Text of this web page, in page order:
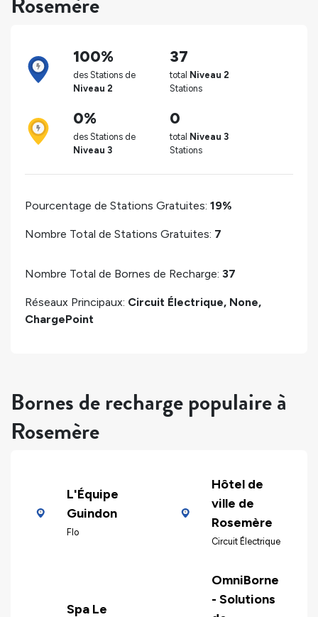
100%
des Stations de
Niveau 2
37
total Niveau 2
Stations
0%
des Stations de
Niveau 3
0
total Niveau 3
Stations
Pourcentage de Stations Gratuites: 19%
Nombre Total de Stations Gratuites: 7
Nombre Total de Bornes de Recharge: 37
Réseaux Principaux: Circuit Électrique, None,
ChargePoint
Bornes de recharge populaire à
Rosemère
L'Équipe
Guindon
Flo
Hôtel de
ville de
Rosemère
Circuit Électrique
Spa Le
OmniBorne
- Solutions